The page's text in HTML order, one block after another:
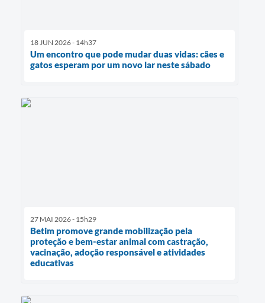
18 JUN 2026 - 14h37
Um encontro que pode mudar duas vidas: cães e
gatos esperam por um novo lar neste sábado
27 MAI 2026 - 15h29
Betim promove grande mobilização pela
proteção e bem-estar animal com castração,
vacinação, adoção responsável e atividades
educativas